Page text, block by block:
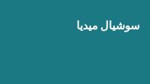
سوشيال ميديا